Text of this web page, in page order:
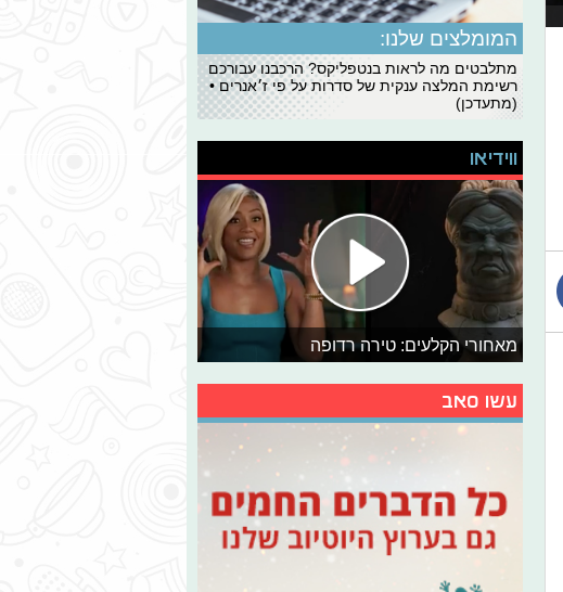
המומלצים שלנו:
מתלבטים מה לראות בנטפליקס? הרכבנו עבורכם
רשימת המלצה ענקית של סדרות על פי ז׳אנרים •
(מתעדכן)
ווידיאו
מאחורי הקלעים: טירה רדופה
עשו סאב